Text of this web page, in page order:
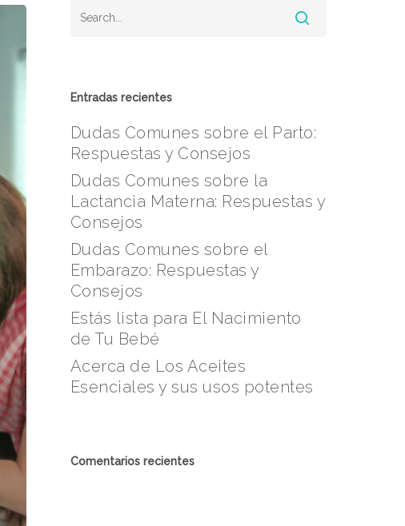
Entradas recientes
Dudas Comunes sobre el Parto:
Respuestas y Consejos
Dudas Comunes sobre la
Lactancia Materna: Respuestas y
Consejos
Dudas Comunes sobre el
Embarazo: Respuestas y
Consejos
Estás lista para El Nacimiento
de Tu Bebé
Acerca de Los Aceites
Esenciales y sus usos potentes
Comentarios recientes